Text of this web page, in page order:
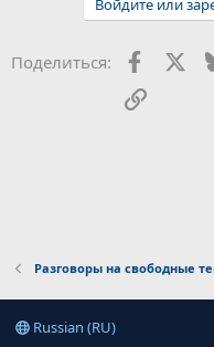
Поделиться:
Ссылка
Разговоры на свободные
Russian (RU)